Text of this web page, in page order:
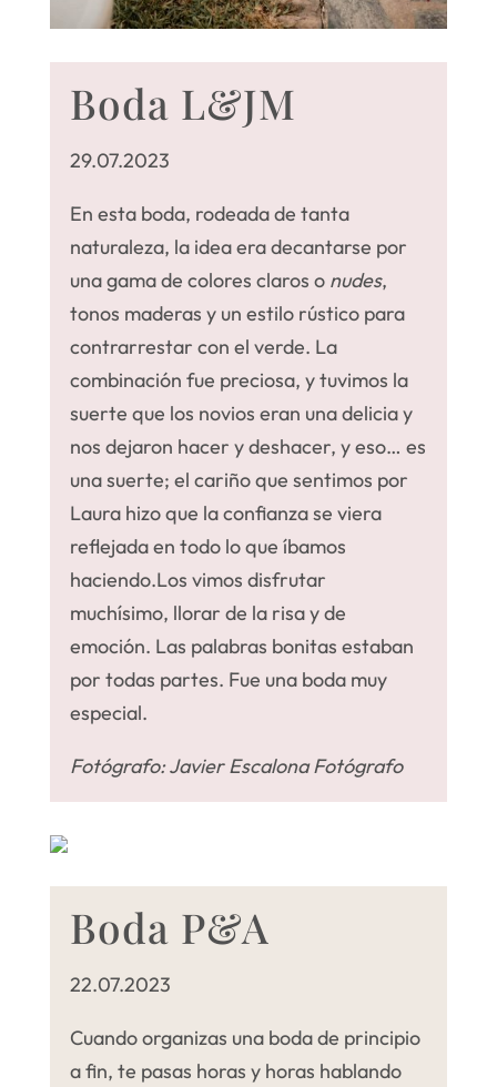
Boda L&JM
29.07.2023
En esta boda, rodeada de tanta
naturaleza, la idea era decantarse por
una gama de colores claros o nudes,
tonos maderas y un estilo rústico para
contrarrestar con el verde. La
combinación fue preciosa, y tuvimos la
suerte que los novios eran una delicia y
nos dejaron hacer y deshacer, y eso… es
una suerte; el cariño que sentimos por
Laura hizo que la confianza se viera
reflejada en todo lo que íbamos
haciendo.Los vimos disfrutar
muchísimo, llorar de la risa y de
emoción. Las palabras bonitas estaban
por todas partes. Fue una boda muy
especial.
Fotógrafo: Javier Escalona Fotógrafo
Boda P&A
22.07.2023
Cuando organizas una boda de principio
a fin, te pasas horas y horas hablando